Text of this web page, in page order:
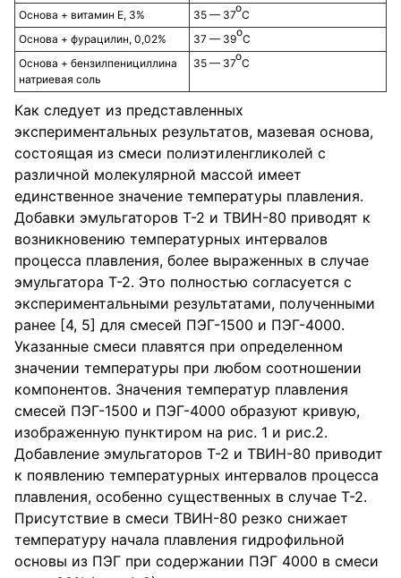
Основа + витамин Е, 3%
35 — 37
о
С
Основа + фурацилин, 0,02%
37 — 39
о
С
Основа + бензилпенициллина
натриевая соль
35 — 37
о
С
Как следует из представленных
экспериментальных результатов, мазевая основа,
состоящая из смеси полиэтиленгликолей с
различной молекулярной массой имеет
единственное значение температуры плавления.
Добавки эмульгаторов Т-2 и ТВИН-80 приводят к
возникновению температурных интервалов
процесса плавления, более выраженных в случае
эмульгатора Т-2. Это полностью согласуется с
экспериментальными результатами, полученными
ранее [4, 5] для смесей ПЭГ-1500 и ПЭГ-4000.
Указанные смеси плавятся при определенном
значении температуры при любом соотношении
компонентов. Значения температур плавления
смесей ПЭГ-1500 и ПЭГ-4000 образуют кривую,
изображенную пунктиром на рис. 1 и рис.2.
Добавление эмульгаторов Т-2 и ТВИН-80 приводит
к появлению температурных интервалов процесса
плавления, особенно существенных в случае Т-2.
Присутствие в смеси ТВИН-80 резко снижает
температуру начала плавления гидрофильной
основы из ПЭГ при содержании ПЭГ 4000 в смеси